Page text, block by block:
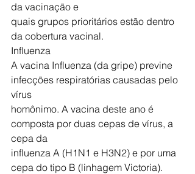
da vacinação e
quais grupos prioritários estão dentro
da cobertura vacinal.
Influenza
A vacina Influenza (da gripe) previne
infecções respiratórias causadas pelo
vírus
homônimo. A vacina deste ano é
composta por duas cepas de vírus, a
cepa da
influenza A (H1N1 e H3N2) e por uma
cepa do tipo B (linhagem Victoria).